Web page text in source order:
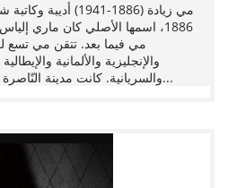
مي زيادة (1886-1941)
1886، اسمها الأصلي كان ماري
مي فيما بعد. تتقن مي تسع
والإنجليزية والألمانية والإيطالية
والسريانية. كانت مدينة النّاصرة موطن والديّ مي، فأمُّها من...